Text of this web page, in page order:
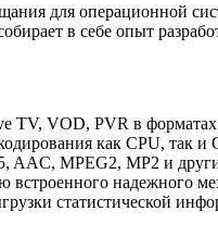
для операционной
в себе опыт
TV, VOD, PVR в
как CPU, так и
AAC, MPEG2, MP2 и
надежного
статистической